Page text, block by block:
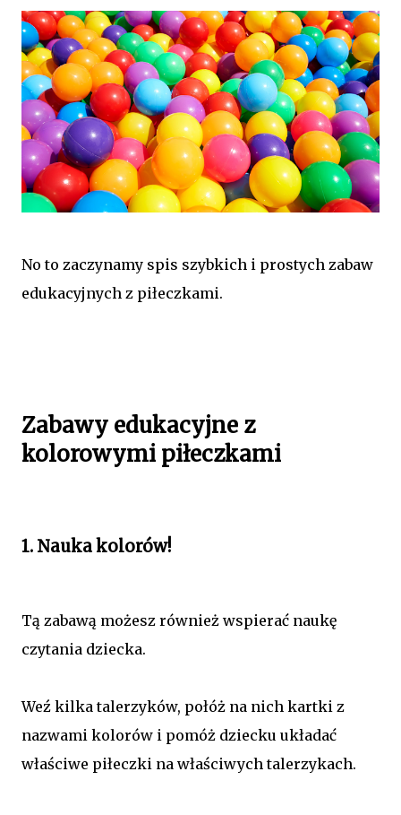
No to zaczynamy spis szybkich i prostych zabaw
edukacyjnych z piłeczkami.
Zabawy edukacyjne z
kolorowymi piłeczkami
1. Nauka kolorów!
Tą zabawą możesz również wspierać naukę
czytania dziecka.
Weź kilka talerzyków, połóż na nich kartki z
nazwami kolorów i pomóż dziecku układać
właściwe piłeczki na właściwych talerzykach.